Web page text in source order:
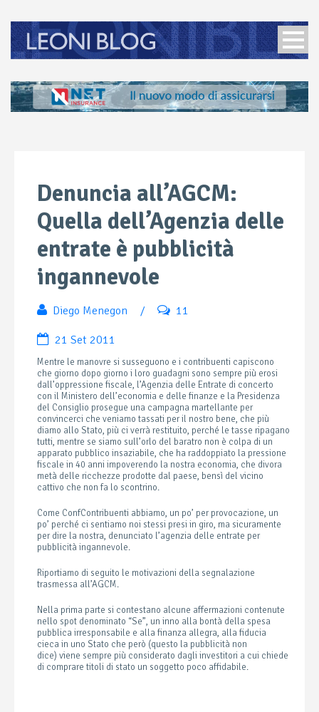
Denuncia all’AGCM:
Quella dell’Agenzia delle
entrate è pubblicità
ingannevole
Diego Menegon / 11
21 Set 2011
Mentre le manovre si susseguono e i contribuenti capiscono
che giorno dopo giorno i loro guadagni sono sempre più erosi
dall’oppressione fiscale, l’Agenzia delle Entrate di concerto
con il Ministero dell’economia e delle finanze e la Presidenza
del Consiglio prosegue una campagna martellante per
convincerci che veniamo tassati per il nostro bene, che più
diamo allo Stato, più ci verrà restituito, perché le tasse ripagano
tutti, mentre se siamo sull’orlo del baratro non è colpa di un
apparato pubblico insaziabile, che ha raddoppiato la pressione
fiscale in 40 anni impoverendo la nostra economia, che divora
metà delle ricchezze prodotte dal paese, bensì del vicino
cattivo che non fa lo scontrino.
Come ConfContribuenti abbiamo, un po’ per provocazione, un
po’ perché ci sentiamo noi stessi presi in giro, ma sicuramente
per dire la nostra, denunciato l’agenzia delle entrate per
pubblicità ingannevole.
Riportiamo di seguito le motivazioni della segnalazione
trasmessa all’AGCM.
Nella prima parte si contestano alcune affermazioni contenute
nello spot denominato “Se”, un inno alla bontà della spesa
pubblica irresponsabile e alla finanza allegra, alla fiducia
cieca in uno Stato che però (questo la pubblicità non
dice) viene sempre più considerato dagli investitori a cui chiede
di comprare titoli di stato un soggetto poco affidabile.